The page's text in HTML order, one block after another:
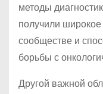
методы
получили
сообществе и
борьбы с
Другой важной